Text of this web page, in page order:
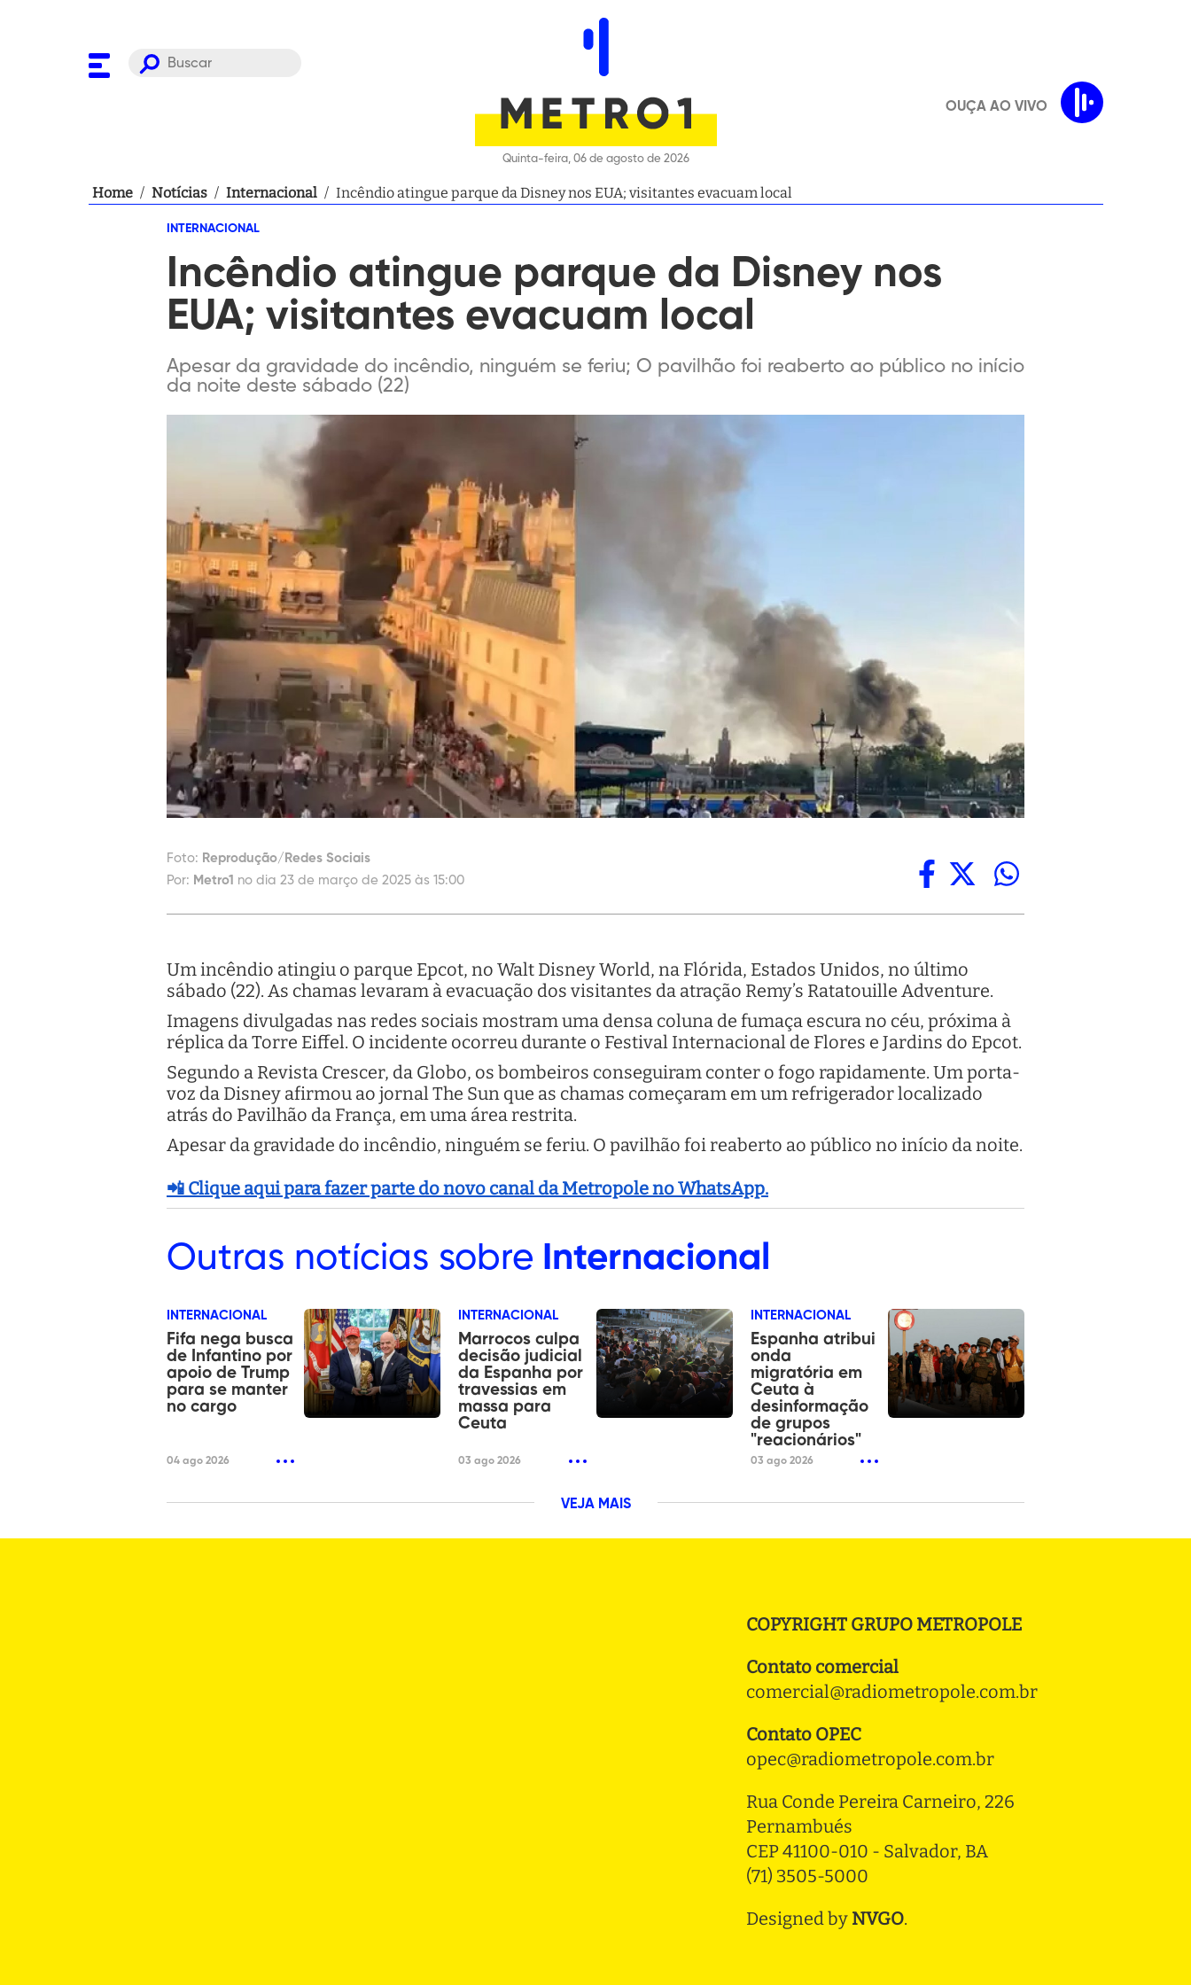
Quinta-feira, 06 de agosto de 2026
OUÇA AO VIVO
Home / Notícias / Internacional / Incêndio atingue parque da Disney nos EUA; visitantes evacuam local
INTERNACIONAL
Incêndio atingue parque da Disney nos
EUA; visitantes evacuam local
Apesar da gravidade do incêndio, ninguém se feriu; O pavilhão foi reaberto ao público no início
da noite deste sábado (22)
Foto: Reprodução/Redes Sociais
Por: Metro1 no dia 23 de março de 2025 às 15:00
Um incêndio atingiu o parque Epcot, no Walt Disney World, na Flórida, Estados Unidos, no último
sábado (22). As chamas levaram à evacuação dos visitantes da atração Remy’s Ratatouille Adventure.
Imagens divulgadas nas redes sociais mostram uma densa coluna de fumaça escura no céu, próxima à
réplica da Torre Eiffel. O incidente ocorreu durante o Festival Internacional de Flores e Jardins do Epcot.
Segundo a Revista Crescer, da Globo, os bombeiros conseguiram conter o fogo rapidamente. Um porta-
voz da Disney afirmou ao jornal The Sun que as chamas começaram em um refrigerador localizado
atrás do Pavilhão da França, em uma área restrita.
Apesar da gravidade do incêndio, ninguém se feriu. O pavilhão foi reaberto ao público no início da noite.
📲 Clique aqui para fazer parte do novo canal da Metropole no WhatsApp.
Outras notícias sobre Internacional
INTERNACIONAL
Fifa nega busca
de Infantino por
apoio de Trump
para se manter
no cargo
04 ago 2026
INTERNACIONAL
Marrocos culpa
decisão judicial
da Espanha por
travessias em
massa para
Ceuta
03 ago 2026
INTERNACIONAL
Espanha atribui
onda
migratória em
Ceuta à
desinformação
de grupos
"reacionários"
03 ago 2026
VEJA MAIS
COPYRIGHT GRUPO METROPOLE
Contato comercial
comercial@radiometropole.com.br
Contato OPEC
opec@radiometropole.com.br
Rua Conde Pereira Carneiro, 226
Pernambués
CEP 41100-010 - Salvador, BA
(71) 3505-5000
Designed by NVGO.